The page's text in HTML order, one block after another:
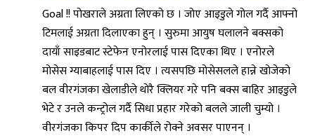
Goal !! पोखराले अग्रता लिएको छ । जोए आइडुले गोल गर्दै आफ्नो
टिमलाई अग्रता दिलाएका हुन् । सुरुमा आयुष घलालने बक्सको
दायाँ साइडबाट स्टेफेन एनोरलाई पास दिएका थिए । एनोरले
मोसेस ग्याबाहलाई पास दिए । त्यसपछि मोसेसलले हान्ने खोजेको
बल वीरगंजका खेलाडीले थोरै क्लियर गरे पनि बक्स बाहिर आइडुले
भेटे र उनले कन्ट्रोल गर्दै सिधा प्रहार गरेको बलले जाली चुम्यो ।
वीरगंजका किपर दिप कार्कीले रोक्ने अवसर पाएनन् ।